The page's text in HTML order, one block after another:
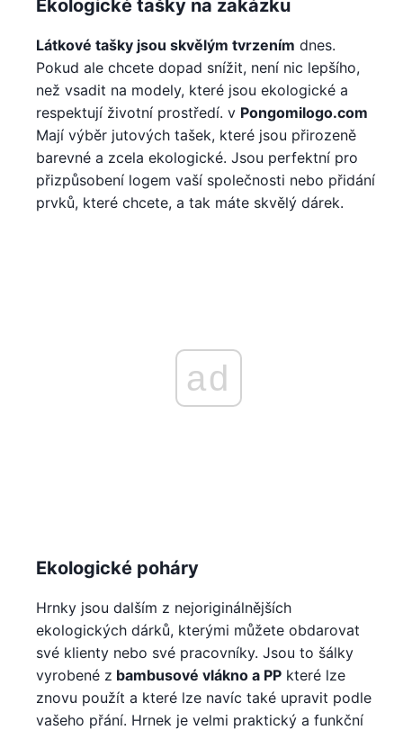
Ekologické tašky na zakázku
Látkové tašky jsou skvělým tvrzením dnes.
Pokud ale chcete dopad snížit, není nic lepšího,
než vsadit na modely, které jsou ekologické a
respektují životní prostředí. v Pongomilogo.com
Mají výběr jutových tašek, které jsou přirozeně
barevné a zcela ekologické. Jsou perfektní pro
přizpůsobení logem vaší společnosti nebo přidání
prvků, které chcete, a tak máte skvělý dárek.
ad
Ekologické poháry
Hrnky jsou dalším z nejoriginálnějších
ekologických dárků, kterými můžete obdarovat
své klienty nebo své pracovníky. Jsou to šálky
vyrobené z bambusové vlákno a PP které lze
znovu použít a které lze navíc také upravit podle
vašeho přání. Hrnek je velmi praktický a funkční